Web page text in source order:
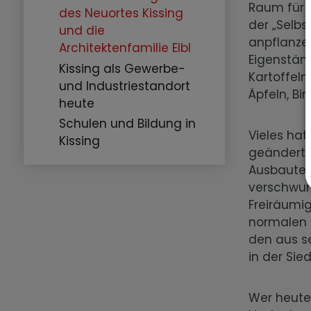
des Neuortes Kissing
und die
Architektenfamilie Elbl
Kissing als Gewerbe-
und Industriestandort
heute
Schulen und Bildung in
Kissing
Raum für
der
Äpfeln,
Vieles
geändert.
normalen
den aus
in der
Wer